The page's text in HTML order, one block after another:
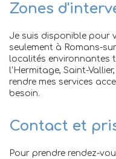
Zones
Je suis disponible pour
seulement à Romans-
localités environnantes
l'Hermitage, Saint-
rendre mes services
besoin.
Contact et
Pour prendre rendez-